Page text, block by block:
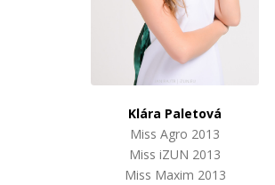
Klára Paletová
Miss Agro 2013
Miss iZUN 2013
Miss Maxim 2013